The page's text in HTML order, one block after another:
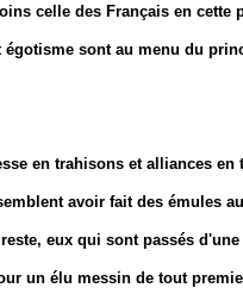
celle des Français en cette
égotisme sont au menu du
en trahisons et alliances en
avoir fait des émules
eux qui sont passés
un élu messin de tout